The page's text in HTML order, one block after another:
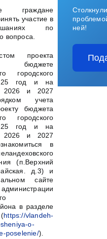
граждане
участие в
по
вопроса.
проекта
бюджете
городского
год и на
2026 и 2027
учета
бюджета
городского
год и на
2026 и 2027
в
(п.Верхний
д.3) и
сайте
в разделе
https://vlandeh-
o-
poselenie/).
ней!